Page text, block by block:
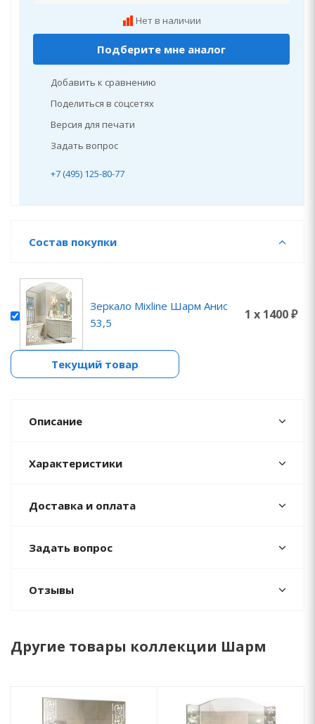
Нет в наличии
Подберите мне аналог
Добавить к сравнению
Поделиться в соцсетях
Версия для печати
Задать вопрос
+7 (495) 125-80-77
Состав покупки
Зеркало Mixline Шарм Анис
53,5
1 x 1400 ₽
Текущий товар
Описание
Характеристики
Доставка и оплата
Задать вопрос
Отзывы
Другие товары коллекции Шарм